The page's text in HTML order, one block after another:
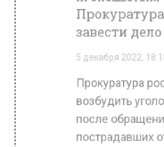
Имеется в виду
Абулов,
женщин.